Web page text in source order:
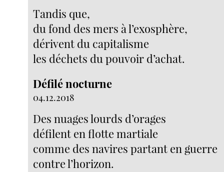
Tandis que,
du fond des mers à l’exosphère,
dérivent du capitalisme
les déchets du pouvoir d’achat.
Défilé nocturne
04.12.2018
Des nuages lourds d’orages
défilent en flotte martiale
comme des navires partant en guerre
contre l’horizon.